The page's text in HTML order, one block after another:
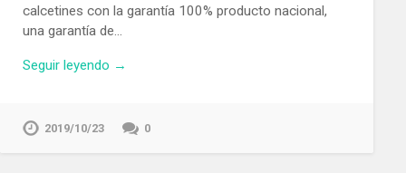
calcetines con la garantía 100% producto nacional,
una garantía de…
Seguir leyendo →
2019/10/23 0